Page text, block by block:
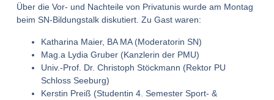
Über die Vor- und Nachteile von Privatunis wurde am Montag
beim SN-Bildungstalk diskutiert. Zu Gast waren:
Katharina Maier, BA MA (Moderatorin SN)
Mag.a Lydia Gruber (Kanzlerin der PMU)
Univ.-Prof. Dr. Christoph Stöckmann (Rektor PU
Schloss Seeburg)
Kerstin Preiß (Studentin 4. Semester Sport- &